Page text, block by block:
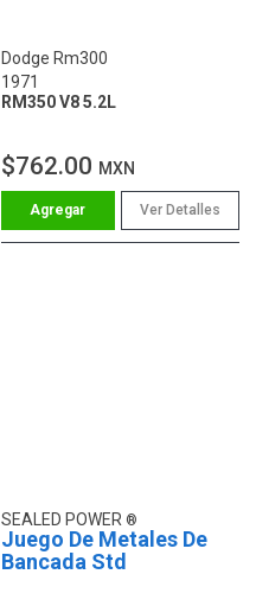
Dodge Rm300
1971
RM350 V8 5.2L
$762.00 MXN
Ver Detalles
SEALED POWER
Juego De Metales De
Bancada Std